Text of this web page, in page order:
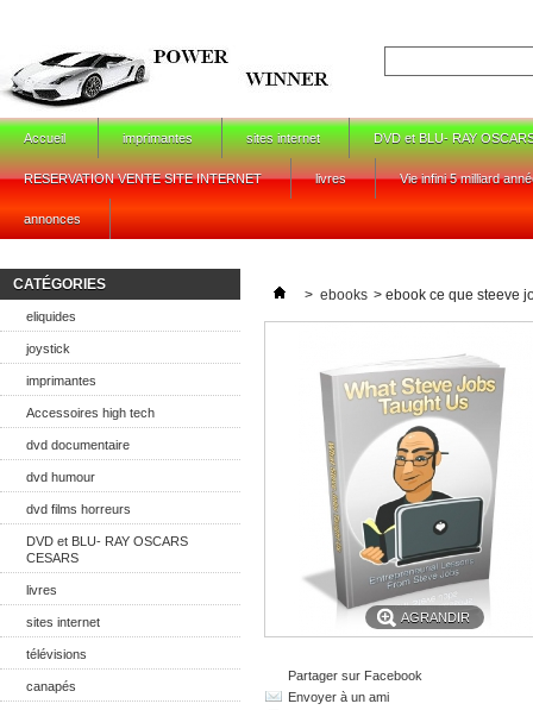
Accueil imprimantes sites internet DVD et BLU- RAY
RESERVATION VENTE SITE INTERNET livres Vie infini 5 milliard
annonces
CATÉGORIES
eliquides
joystick
imprimantes
Accessoires high tech
dvd documentaire
dvd humour
dvd films horreurs
DVD et BLU- RAY OSCARS
CESARS
livres
sites internet
télévisions
canapés
> ebooks > ebook ce que steeve
AGRANDIR
Partager sur Facebook
Envoyer à un ami